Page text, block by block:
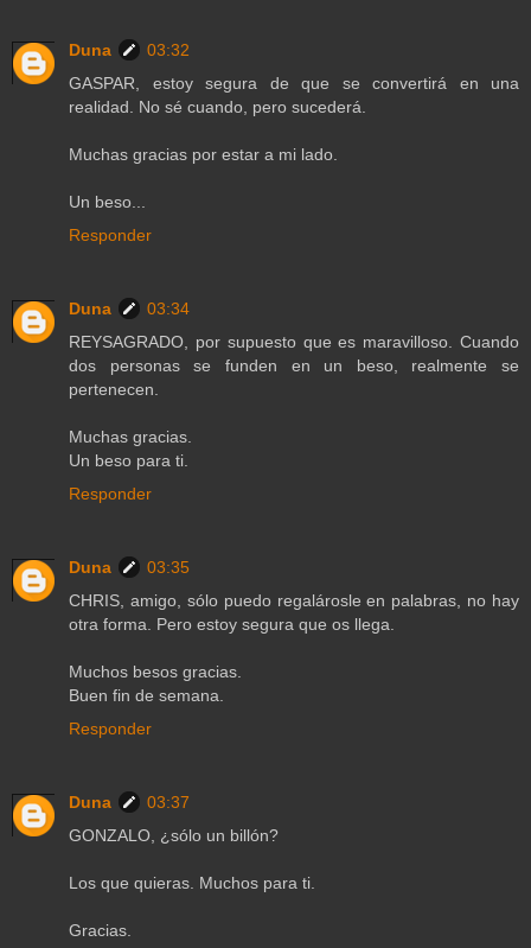
Duna
03:32
GASPAR, estoy segura de que se convertirá en una
realidad. No sé cuando, pero sucederá.
Muchas gracias por estar a mi lado.
Un beso...
Responder
Duna
03:34
REYSAGRADO, por supuesto que es maravilloso. Cuando
dos personas se funden en un beso, realmente se
pertenecen.
Muchas gracias.
Un beso para ti.
Responder
Duna
03:35
CHRIS, amigo, sólo puedo regalárosle en palabras, no hay
otra forma. Pero estoy segura que os llega.
Muchos besos gracias.
Buen fin de semana.
Responder
Duna
03:37
GONZALO, ¿sólo un billón?
Los que quieras. Muchos para ti.
Gracias.